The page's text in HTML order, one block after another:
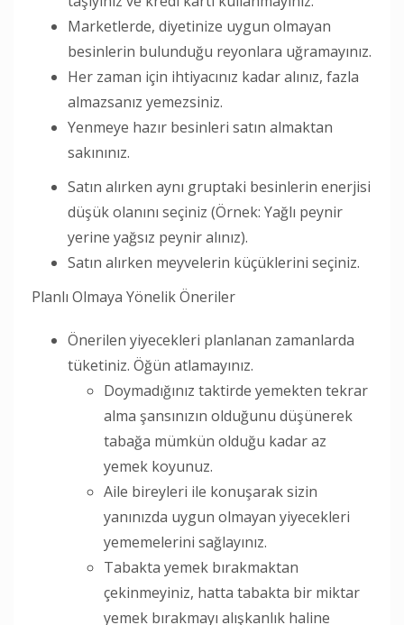
Marketlerde, diyetinize uygun olmayan
besinlerin bulunduğu reyonlara uğramayınız.
Her zaman için ihtiyacınız kadar alınız, fazla
almazsanız yemezsiniz.
Yenmeye hazır besinleri satın almaktan
sakınınız.
Satın alırken aynı gruptaki besinlerin enerjisi
düşük olanını seçiniz (Örnek: Yağlı peynir
yerine yağsız peynir alınız).
Satın alırken meyvelerin küçüklerini seçiniz.
Planlı Olmaya Yönelik Öneriler
Önerilen yiyecekleri planlanan zamanlarda
tüketiniz. Öğün atlamayınız.
Doymadığınız taktirde yemekten tekrar
alma şansınızın olduğunu düşünerek
tabağa mümkün olduğu kadar az
yemek koyunuz.
Aile bireyleri ile konuşarak sizin
yanınızda uygun olmayan yiyecekleri
yememelerini sağlayınız.
Tabakta yemek bırakmaktan
çekinmeyiniz, hatta tabakta bir miktar
yemek bırakmayı alışkanlık haline